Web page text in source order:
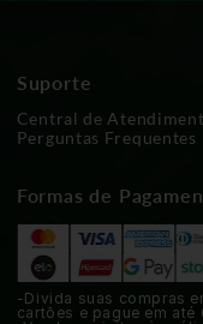
Suporte
Central de
Perguntas Frequentes
Formas de
-Divida suas compras
cartões e pague em até